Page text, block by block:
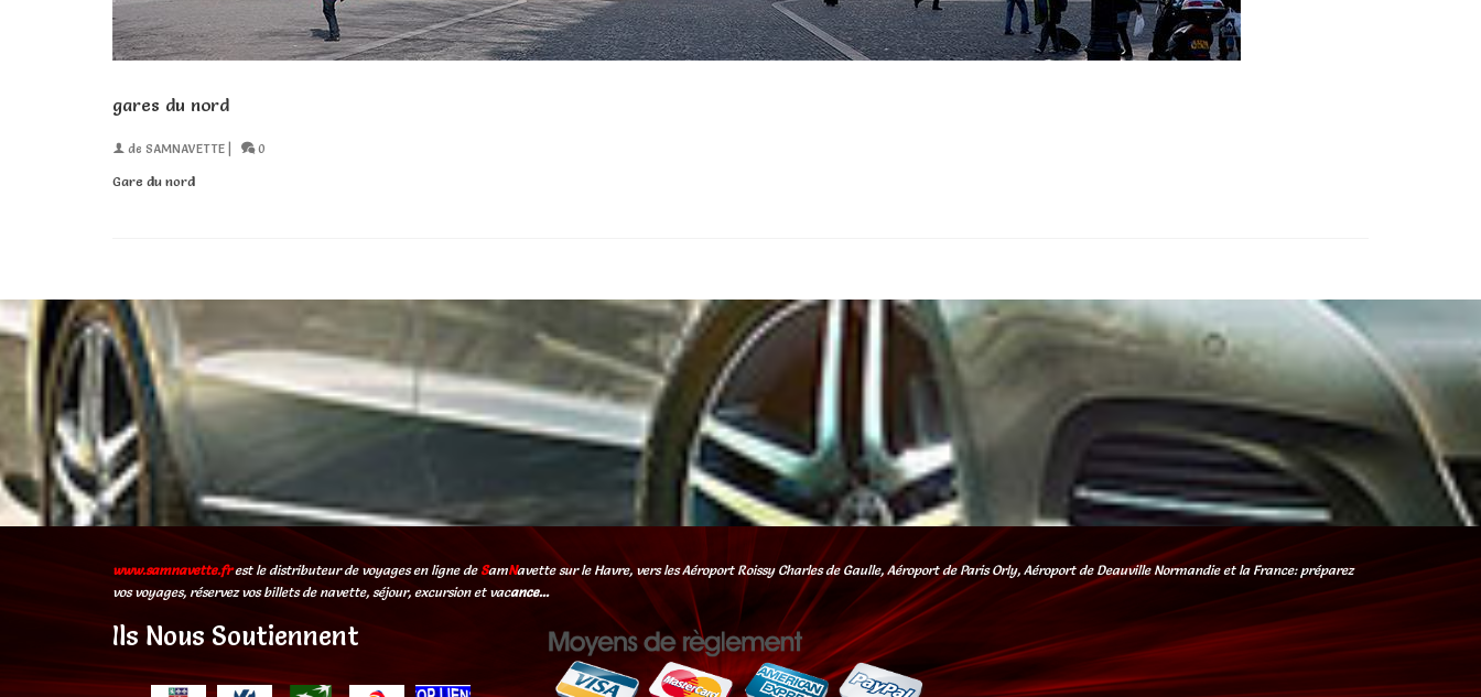
gares du nord
de SAMNAVETTE 0
Gare du nord
www.samnavette.frest le distributeur de voyages en ligne de SamNavette sur le Havre, vers les Aéroport Roissy Charles de Gaulle, Aéroport de Paris Orly, Aéroport de Deauville Normandie et la France: préparez
vos voyages, réservez vos billets de navette, séjour, excursion et vacance...
Ils Nous Soutiennent